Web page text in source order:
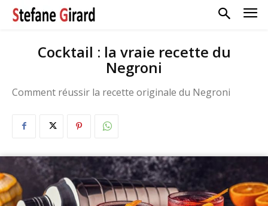
Cocktail : la vraie recette du
Negroni
Comment réussir la recette originale du Negroni